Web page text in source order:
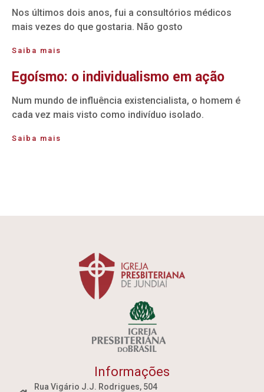
Nos últimos dois anos, fui a consultórios médicos
mais vezes do que gostaria. Não gosto
Saiba mais
Egoísmo: o individualismo em ação
Num mundo de influência existencialista, o homem é
cada vez mais visto como indivíduo isolado.
Saiba mais
Informações
Rua Vigário J.J. Rodrigues, 504